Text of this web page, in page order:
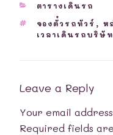
CATEGORIES
ตารางเดินรถ
TAGS
จองตั๋วรถทัวร์ , ห
เวลาเดินรถบริษั
Leave a Reply
Your email
Required fields